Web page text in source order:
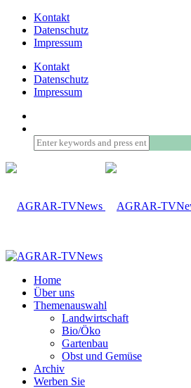
Kontakt
Datenschutz
Impressum
Kontakt
Datenschutz
Impressum
Home
Über uns
Themenauswahl
Landwirtschaft
Bio/Öko
Gartenbau
Obst und Gemüse
Archiv
Werben Sie